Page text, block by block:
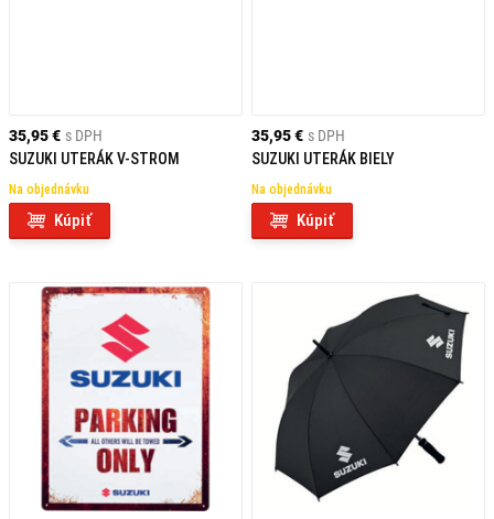
35,95 € s DPH
SUZUKI UTERÁK V-STROM
Na objednávku
Kúpiť
35,95 € s DPH
SUZUKI UTERÁK BIELY
Na objednávku
Kúpiť